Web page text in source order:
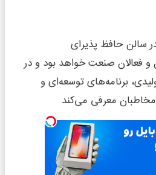
سالن حافظ پذیرای
و فعالان صنعت خواهد بود و در
برنامه‌های توسعه‌ای و
معرفی می‌کند